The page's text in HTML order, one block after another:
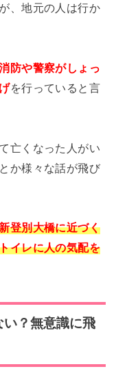
、地元の人は行か
防や警察がしょっ
を行っていると言
亡くなった人がい
か様々な話が飛び
登別大橋に近づく
イレに人の気配を
？無意識に飛